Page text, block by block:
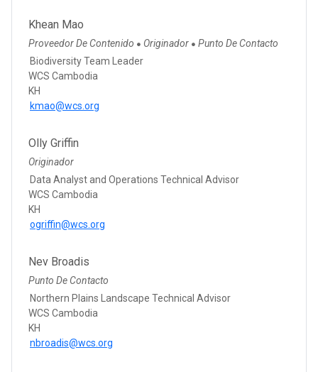
Khean Mao
Proveedor De Contenido ● Originador ● Punto De Contacto
Biodiversity Team Leader
WCS Cambodia
KH
kmao@wcs.org
Olly Griffin
Originador
Data Analyst and Operations Technical Advisor
WCS Cambodia
KH
ogriffin@wcs.org
Nev Broadis
Punto De Contacto
Northern Plains Landscape Technical Advisor
WCS Cambodia
KH
nbroadis@wcs.org